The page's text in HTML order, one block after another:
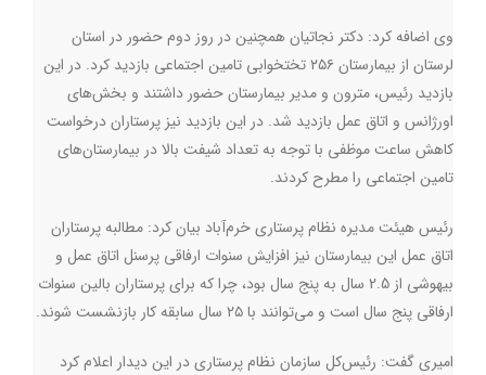
وی اضافه کرد:‌ دکتر نجاتیان همچنین در روز دوم حضور در استان
لرستان از بیمارستان ۲۵۶ تختخوابی تامین اجتماعی بازدید کرد. در این
بازدید رئیس، مترون و مدیر بیمارستان حضور داشتند و بخش‌های
اورژانس و اتاق عمل بازدید شد. در این بازدید نیز پرستاران درخواست
کاهش ساعت موظفی با توجه به تعداد شیفت بالا در بیمارستان‌های
تامین اجتماعی را مطرح کردند.
رئیس هیئت مدیره نظام پرستاری خرم‌آباد بیان کرد: مطالبه پرستاران
اتاق عمل این بیمارستان نیز افزایش سنوات ارفاقی پرسنل اتاق عمل و
بیهوشی از 2.5 سال به پنج سال بود، چرا که برای پرستاران بالین سنوات
ارفاقی پنج سال است و می‌توانند با ۲۵ سال سابقه کار بازنشست شوند.
امیری گفت: رئیس‌کل سازمان نظام پرستاری در این دیدار اعلام کرد